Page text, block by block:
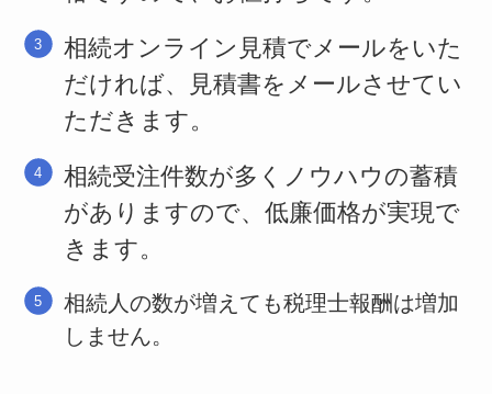
相続オンライン見積でメールをいた
だければ、見積書をメールさせてい
ただきます。
相続受注件数が多くノウハウの蓄積
がありますので、低廉価格が実現で
きます。
相続人の数が増えても税理士報酬は増加
しません。